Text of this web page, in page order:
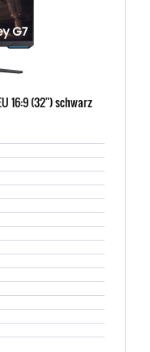
16:9 (32") schwarz